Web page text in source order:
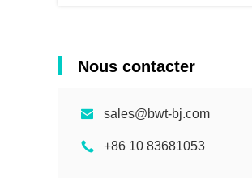
Nous contacter
sales@bwt-bj.com
+86 10 83681053